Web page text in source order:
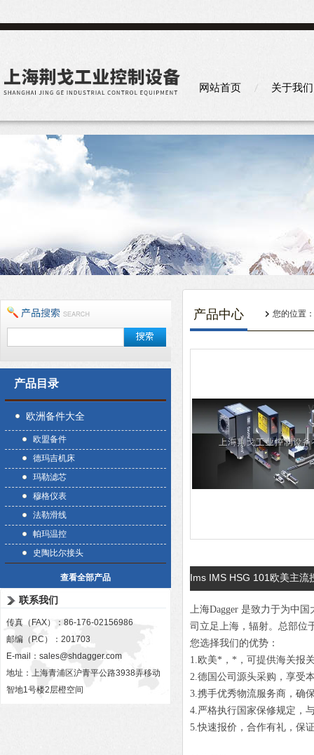
网站首页 关于我们
产品目录
欧洲备件大全
欧盟备件
德玛吉机床
玛勒滤芯
穆格仪表
法勒滑线
帕玛温控
史陶比尔接头
查看全部产品
联系我们
传真（FAX）：86-176-02156986
邮编（P.C）：201703
E-mail： sales@shdagger.com
地址：上海青浦区沪青平公路3938弄移动
智地1号楼2层橙空间
产品中心 您的位置：
Ims IMS HSG 101欧美主
上海Dagger 是致力于为中
司立足上海，辐射。总部位
您选择我们的优势：
1.欧美*，*，可提供海关报
2.德国公司源头采购，享受
3.携手优秀物流服务商，确
4.严格执行国家保修规定，
5.快速报价，合作有礼，保